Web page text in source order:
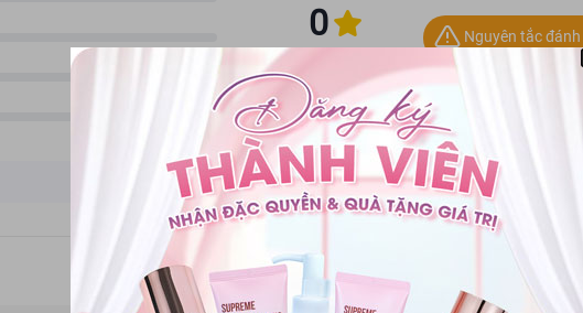
được thành lập từ năm 1908 tại thành phố Seki nổi tiếng tạiNhật Bản. Hiện nay thương
sản xuất và cung cấp lớn trong lĩnh vực phụ kiện trang điểm, dụng cụ giải phẫu chuyên
bếp, với hơn 2600 nhân viên và 10.000 đầu sản phẩm khác nhau.
có thiết kế đặc biệt với lưỡi dao không gỉ hạn chế gây tổn thương cho da, không
giúp bạn dễ dàng di chuyển sát vào các góc chân mày, tỉa chân mày gọn gàng, sắc nét.
nhựa và có nắp đậy giúp bảo vệ lưỡi dao khỏi bụi bẩn. Các cô nàng vừa mới bắt đầu tập
với em này hơn hết đấy nhé.
0 Nguyên tắc đánh